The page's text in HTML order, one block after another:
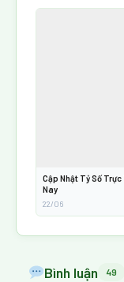
Cập Nhật Tỷ Số
Nay
22/06
Bình luận 49